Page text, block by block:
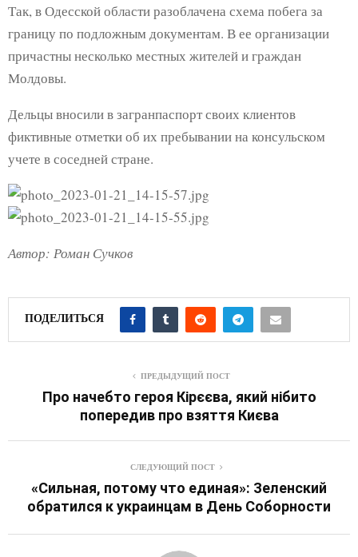
Так, в Одесской области разоблачена схема побега за
границу по подложным документам. В ее организации
причастны несколько местных жителей и граждан
Молдовы.
Дельцы вносили в загранпаспорт своих клиентов
фиктивные отметки об их пребывании на консульском
учете в соседней стране.
Автор: Роман Сучков
ПОДЕЛИТЬСЯ
ПРЕДЫДУЩИЙ ПОСТ
Про начебто героя Кірєєва, який нібито
попередив про взяття Києва
СЛЕДУЮЩИЙ ПОСТ
«Сильная, потому что единая»: Зеленский
обратился к украинцам в День Соборности